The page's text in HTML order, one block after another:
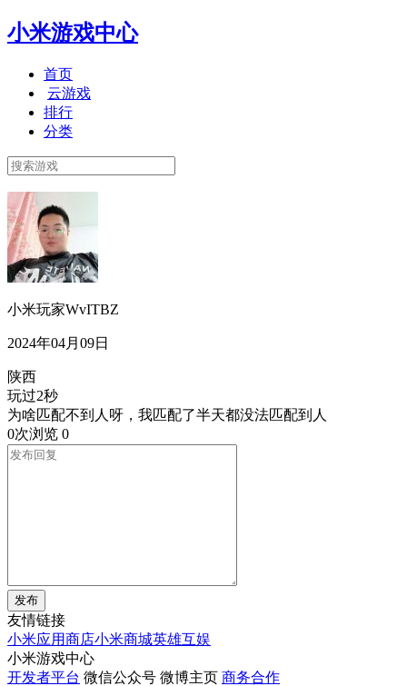
小米游戏中心
首页
云游戏
排行
分类
小米玩家WvITBZ
2024年04月09日
陕西
玩过2秒
为啥匹配不到人呀，我匹配了半天都没法匹配到人
0次浏览 0
发布
友情链接
小米应用商店小米商城英雄互娱
小米游戏中心
开发者平台 微信公众号 微博主页 商务合作